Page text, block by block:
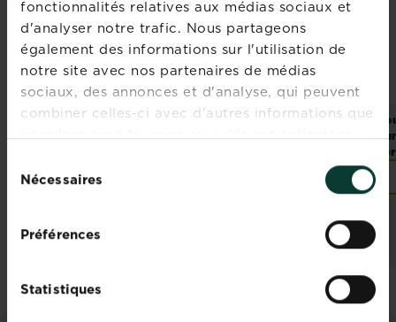
fonctionnalités relatives aux médias sociaux et
d'analyser notre trafic. Nous partageons
également des informations sur l'utilisation de
notre site avec nos partenaires de médias
sociaux, des annonces et d'analyse, qui peuvent
combiner celles-ci avec d'autres informations que
vous leur avez fournies ou qu'ils ont collectées
duNécessaires
Préférences
Statistiques
Roundup ®Contact
Pump 'N Go
Points de vente
Roundup ® Rapid
Concentrate Allées